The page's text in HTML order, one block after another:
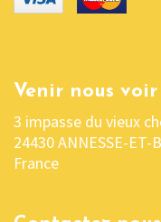
Venir nous voir
3 impasse du vieux
24430 ANNESSE-ET-
France